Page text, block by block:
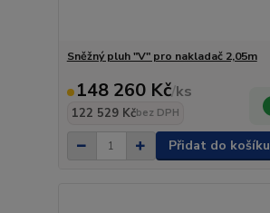
Sněžný pluh "V" pro nakladač 2,05m
148 260 Kč/ks
122 529 Kčbez DPH
Přidat do košíku